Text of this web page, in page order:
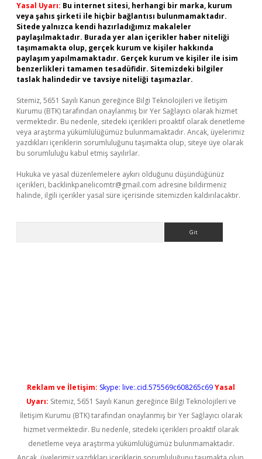
Yasal Uyarı: Bu internet sitesi, herhangi bir marka, kurum
veya şahıs şirketi ile hiçbir bağlantısı bulunmamaktadır.
Sitede yalnızca kendi hazırladığımız makaleler
paylaşılmaktadır. Burada yer alan içerikler haber niteliği
taşımamakta olup, gerçek kurum ve kişiler hakkında
paylaşım yapılmamaktadır. Gerçek kurum ve kişiler ile isim
benzerlikleri tamamen tesadüfidir. Sitemizdeki bilgiler
taslak halindedir ve tavsiye niteliği taşımazlar.
Sitemiz, 5651 Sayılı Kanun gereğince Bilgi Teknolojileri ve İletişim
Kurumu (BTK) tarafından onaylanmış bir Yer Sağlayıcı olarak hizmet
vermektedir. Bu nedenle, sitedeki içerikleri proaktif olarak denetleme
veya araştırma yükümlülüğümüz bulunmamaktadır. Ancak, üyelerimiz
yazdıkları içeriklerin sorumluluğunu taşımakta olup, siteye üye olarak
bu sorumluluğu kabul etmiş sayılırlar.
Hukuka ve yasal düzenlemelere aykırı olduğunu düşündüğünüz
içerikleri, backlinkpanelicomtr@gmail.com adresine bildirmeniz
halinde, ilgili içerikler yasal süre içerisinde sitemizden kaldırılacaktır.
Reklam ve İletişim: Skype: live:.cid.575569c608265c69Yasal
Uyarı: Sitemiz, 5651 Sayılı Kanun gereğince Bilgi Teknolojileri ve
İletişim Kurumu (BTK) tarafından onaylanmış bir Yer Sağlayıcı olarak
hizmet vermektedir. Bu nedenle, sitedeki içerikleri proaktif olarak
denetleme veya araştırma yükümlülüğümüz bulunmamaktadır.